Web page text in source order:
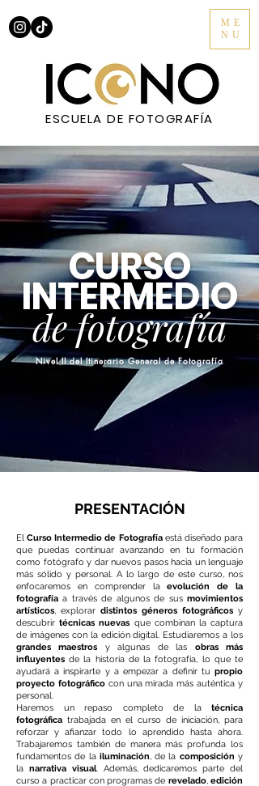
ESCUELA DE FOTOGRAFÍA
ME
NU
CURSO
INTERMEDIO
de fotografía
Nivel II del Itinerario General de Fotografía
PRESENTACIÓN
ElCurso Intermedio de Fotografíaestá diseñado para
que puedas continuar avanzando en tu formación
como fotógrafo y dar nuevos pasos hacia un lenguaje
más sólido y personal. A lo largo de este curso, nos
enfocaremos en comprender laevolución de la
fotografía a través de algunos de sus movimientos
artísticos, explorar distintos géneros fotográficos y
descubrirtécnicas nuevas que combinan la captura
de imágenes con la edición digital. Estudiaremos a los
grandes maestros y algunas de las obras más
influyentes de la historia de la fotografía, lo que te
ayudará a inspirarte y a empezar a definir tu propio
proyecto fotográficocon una mirada más auténtica y
personal.
Haremos un repaso completo de latécnica
fotográfica trabajada en el curso de iniciación, para
reforzar y afianzar todo lo aprendido hasta ahora.
Trabajaremos también de manera más profunda los
fundamentos de la iluminación, de la composición y
la narrativa visual. Además, dedicaremos parte del
curso a practicar con programas de revelado,edición